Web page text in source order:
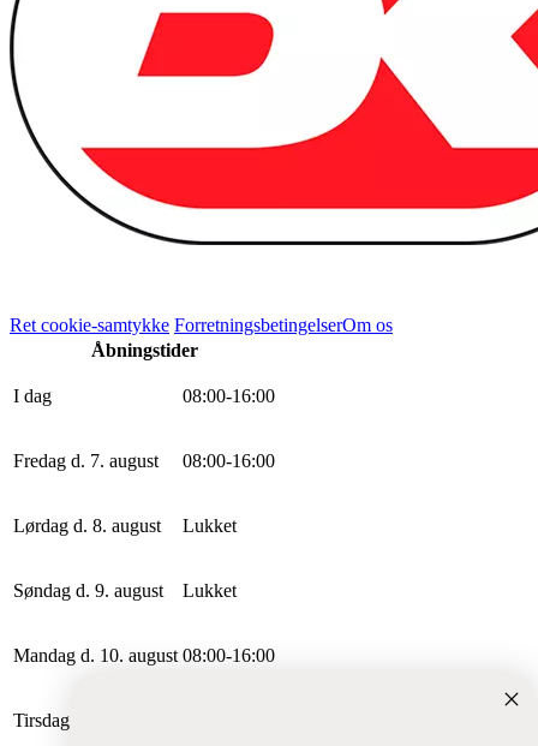
Ret cookie-samtykke ForretningsbetingelserOm os
Åbningstider
I dag 08:00-16:00
Fredag d. 7. august 08:00-16:00
Lørdag d. 8. august Lukket
Søndag d. 9. august Lukket
Mandag d. 10. august 08:00-16:00
Tirsdag d. 11. august